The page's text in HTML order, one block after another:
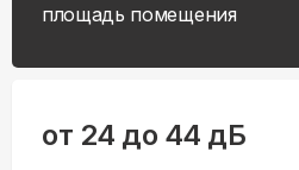
площадь помещения
от 24 до 44 дБ